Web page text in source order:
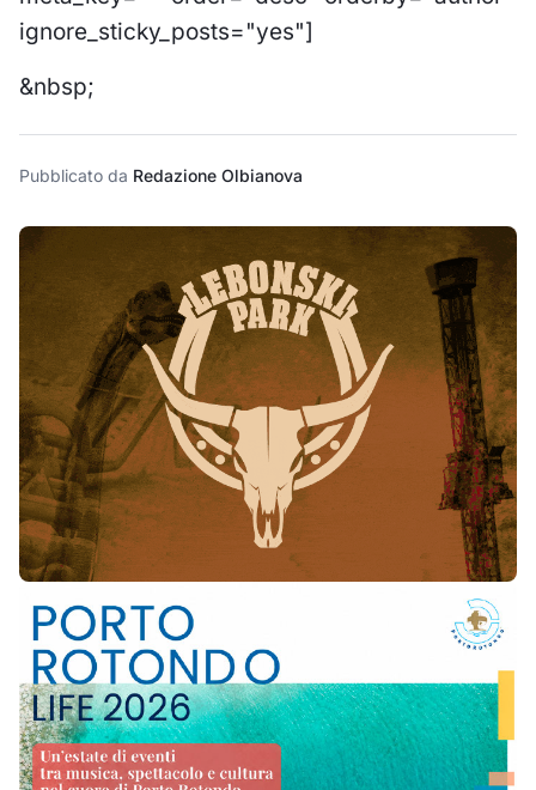
ignore_sticky_posts="yes"]
&nbsp;
Pubblicato da Redazione Olbianova